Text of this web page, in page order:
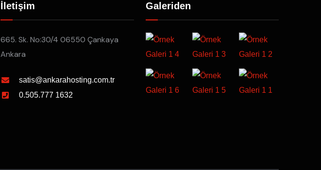
İletişim
665. Sk. No:30/4 06550 Çankaya
Ankara
satis@ankarahosting.com.tr
0.505.777 1632
Galeriden